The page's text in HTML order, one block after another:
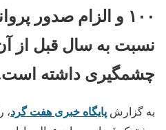
نسبت به سال قبل از
چشمگیری داشته
به گزارش پایگاه خبری هفت گرد،